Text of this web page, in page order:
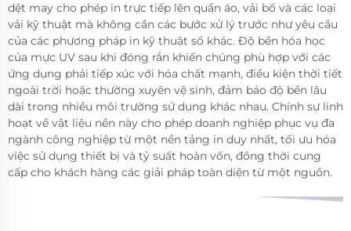
dệt may cho phép in trực tiếp lên quần áo, vải bố và các loại
vải kỹ thuật mà không cần các bước xử lý trước như yêu cầu
của các phương pháp in kỹ thuật số khác. Độ bền hóa học
của mực UV sau khi đóng rắn khiến chúng phù hợp với các
ứng dụng phải tiếp xúc với hóa chất mạnh, điều kiện thời tiết
ngoài trời hoặc thường xuyên vệ sinh, đảm bảo độ bền lâu
dài trong nhiều môi trường sử dụng khác nhau. Chính sự linh
hoạt về vật liệu nền này cho phép doanh nghiệp phục vụ đa
ngành công nghiệp từ một nền tảng in duy nhất, tối ưu hóa
việc sử dụng thiết bị và tỷ suất hoàn vốn, đồng thời cung
cấp cho khách hàng các giải pháp toàn diện từ một nguồn.